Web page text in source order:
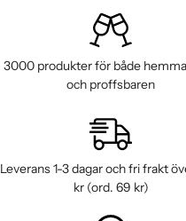
3000 produkter för både
och proffsbaren
Leverans 1-3 dagar och fri frakt
kr (ord. 69 kr)